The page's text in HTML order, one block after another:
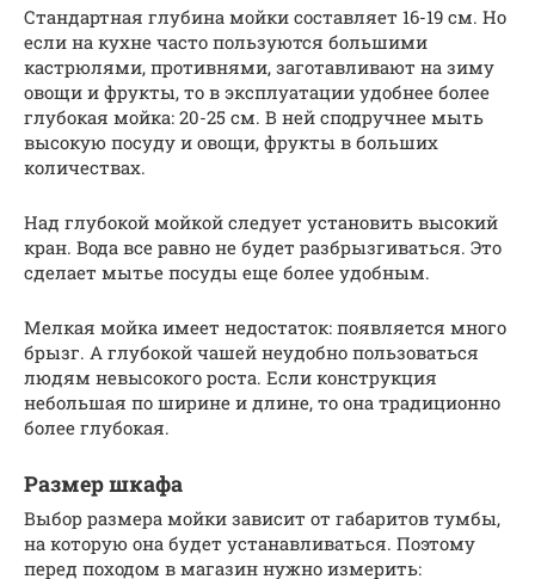
Стандартная глубина мойки составляет 16-19 см. Но
если на кухне часто пользуются большими
кастрюлями, противнями, заготавливают на зиму
овощи и фрукты, то в эксплуатации удобнее более
глубокая мойка: 20-25 см. В ней сподручнее мыть
высокую посуду и овощи, фрукты в больших
количествах.
Над глубокой мойкой следует установить высокий
кран. Вода все равно не будет разбрызгиваться. Это
сделает мытье посуды еще более удобным.
Мелкая мойка имеет недостаток: появляется много
брызг. А глубокой чашей неудобно пользоваться
людям невысокого роста. Если конструкция
небольшая по ширине и длине, то она традиционно
более глубокая.
Размер шкафа
Выбор размера мойки зависит от габаритов тумбы,
на которую она будет устанавливаться. Поэтому
перед походом в магазин нужно измерить: